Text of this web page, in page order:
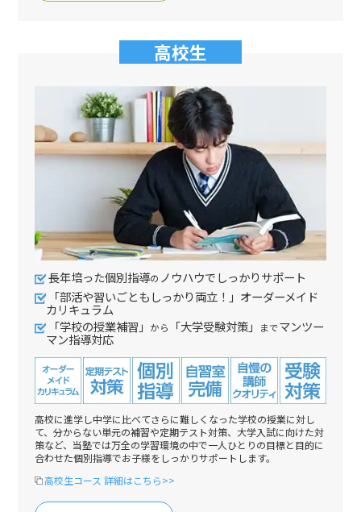
高校生
長年培った個別指導の ノウハウでしっかりサポート
「部活や習いごともしっかり両立！」オーダーメイド
カリキュラム
「学校の授業補習」
から 「大学受験対策」 までマンツー
マン指導対応
高校に進学し中学に比べてさらに難しくなった学校の授業に対し
て、分からない単元の補習や定期テスト対策、大学入試に向けた対
策など、当塾では万全の学習環境の中で一人ひとりの目標と目的に
合わせた個別指導でお子様をしっかりサポートします。
高校生コース 詳細はこちら>>